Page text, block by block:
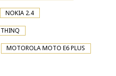
NOKIA 2.4
MOTOROLA MOTO E6 PLUS